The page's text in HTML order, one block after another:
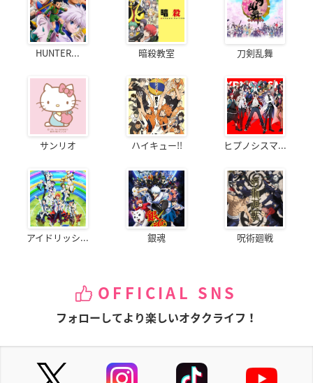
HUNTER... 暗殺教室 刀剣乱舞
サンリオ ハイキュー!! ヒプノシスマ...
アイドリッシ... 銀魂 呪術廻戦
OFFICIAL SNS
フォローしてより楽しいオタクライフ！